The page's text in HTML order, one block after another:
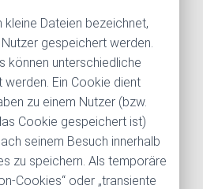
kleine Dateien bezeichnet,
gespeichert werden.
können unterschiedliche
Ein Cookie dient
zu einem Nutzer (bzw.
Cookie gespeichert ist)
seinem Besuch innerhalb
zu speichern. Als temporäre
Cookies“ oder „transiente